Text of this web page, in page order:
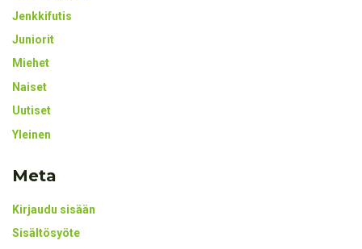
Jenkkifutis
Juniorit
Miehet
Naiset
Uutiset
Yleinen
Meta
Kirjaudu sisään
Sisältösyöte